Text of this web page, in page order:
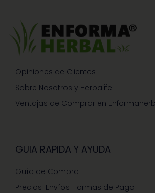
Opiniones de Clientes
Sobre Nosotros y Herbalife
Ventajas de Comprar en
GUIA RAPIDA Y AYUDA
Guía de Compra
Precios-Envíos-Formas de Pago